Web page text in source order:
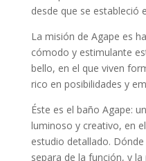
desde que se estableció
La misión de Agape es
cómodo y estimulante
bello, en el que viven
rico en posibilidades y
Éste es el baño Agape:
luminoso y creativo, en
estudio detallado.
separa de la función, y